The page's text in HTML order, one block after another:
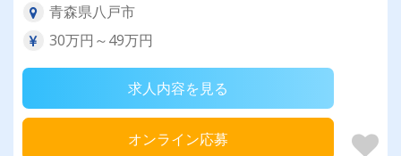
青森県八戸市
30万円～49万円
求人内容を見る
オンライン応募